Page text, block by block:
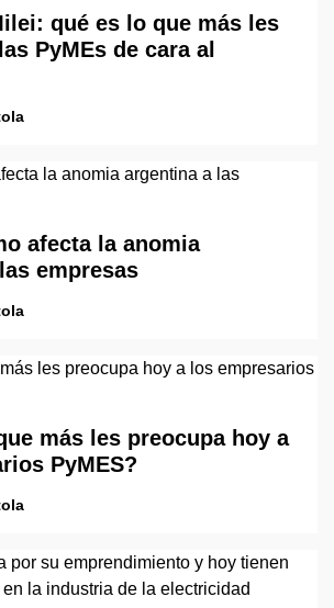
qué es lo que más les
PyMEs de cara al
afecta la anomia
empresas
más les preocupa hoy a
PyMES?